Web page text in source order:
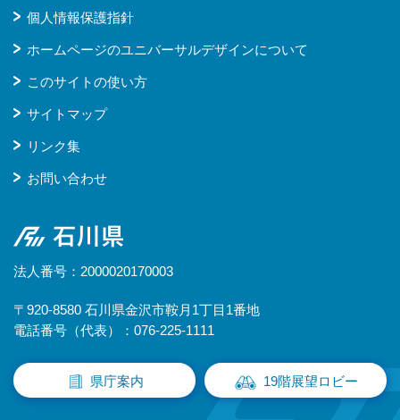
個人情報保護指針
ホームページのユニバーサルデザインについて
このサイトの使い方
サイトマップ
リンク集
お問い合わせ
石川県
法人番号：2000020170003
〒920-8580 石川県金沢市鞍月1丁目1番地
電話番号（代表）：076-225-1111
県庁案内 19階展望ロビー